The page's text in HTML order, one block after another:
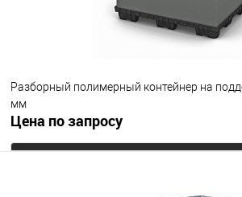
Разборный полимерный контейнер на
мм
Цена по запросу